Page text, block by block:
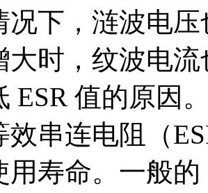
况下，涟波电
大时，纹波电
ESR 值的原因
效串连电阻（
用寿命。一般